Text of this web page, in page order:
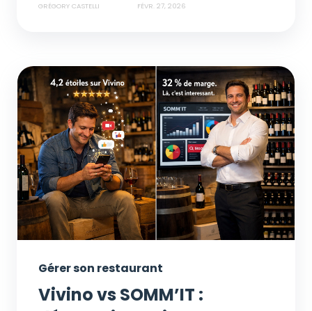
GRÉGORY CASTELLI FÉVR. 27, 2026
Gérer son restaurant
Vivino vs SOMM’IT :